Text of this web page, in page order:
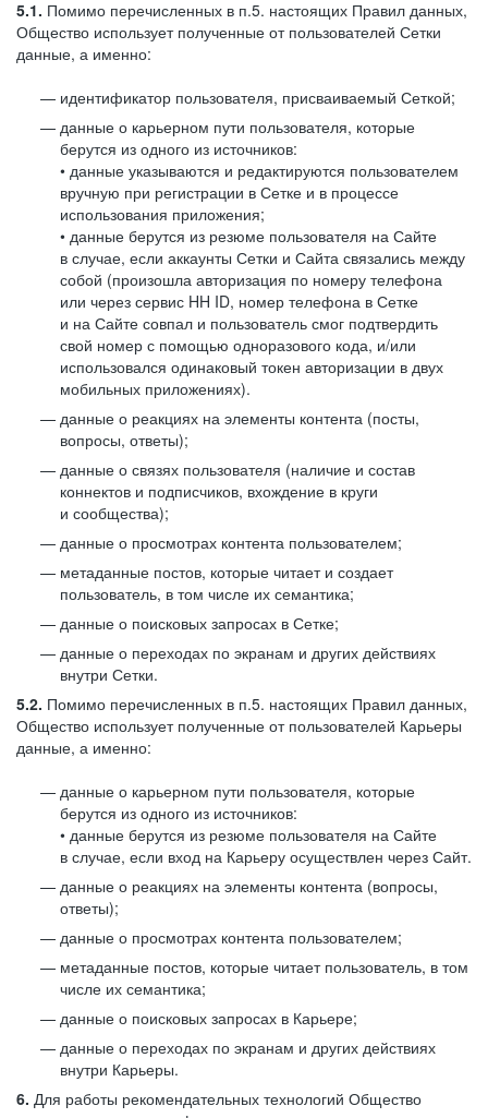
5.1. Помимо перечисленных в п.5. настоящих Правил данных,
Общество использует полученные от пользователей Сетки
данные, а именно:
идентификатор пользователя, присваиваемый Сеткой;
данные о карьерном пути пользователя, которые
берутся из одного из источников:
• данные указываются и редактируются пользователем
вручную при регистрации в Сетке и в процессе
использования приложения;
• данные берутся из резюме пользователя на Сайте
в случае, если аккаунты Сетки и Сайта связались между
собой (произошла авторизация по номеру телефона
или через сервис HH ID, номер телефона в Сетке
и на Сайте совпал и пользователь смог подтвердить
свой номер с помощью одноразового кода, и/или
использовался одинаковый токен авторизации в двух
мобильных приложениях).
данные о реакциях на элементы контента (посты,
вопросы, ответы);
данные о связях пользователя (наличие и состав
коннектов и подписчиков, вхождение в круги
и сообщества);
данные о просмотрах контента пользователем;
метаданные постов, которые читает и создает
пользователь, в том числе их семантика;
данные о поисковых запросах в Сетке;
данные о переходах по экранам и других действиях
внутри Сетки.
5.2. Помимо перечисленных в п.5. настоящих Правил данных,
Общество использует полученные от пользователей Карьеры
данные, а именно:
данные о карьерном пути пользователя, которые
берутся из одного из источников:
• данные берутся из резюме пользователя на Сайте
в случае, если вход на Карьеру осуществлен через Сайт.
данные о реакциях на элементы контента (вопросы,
ответы);
данные о просмотрах контента пользователем;
метаданные постов, которые читает пользователь, в том
числе их семантика;
данные о поисковых запросах в Карьере;
данные о переходах по экранам и других действиях
внутри Карьеры.
6. Для работы рекомендательных технологий Общество